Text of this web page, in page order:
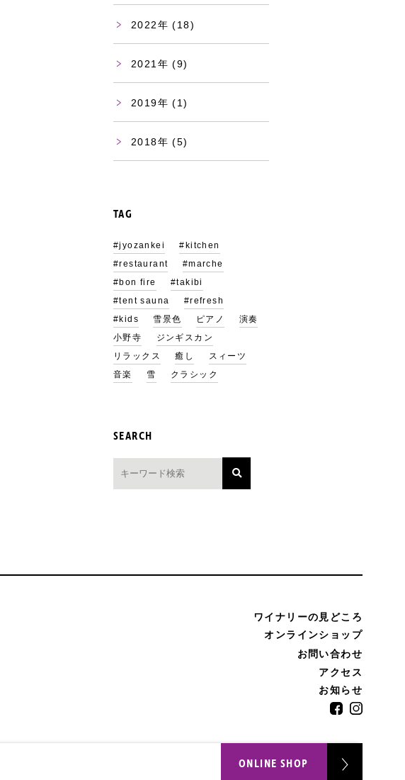
ONLINE SHOP
2022 (18)
2021 (9)
2019 (1)
2018 (5)
TAG
#jyozankei
#kitchen
#restaurant
#marche
#bon fire
#takibi
#tent sauna
#refresh
#kids
雪景色 ピアノ
演奏
小野寺
ジンギスカン
リラックス
癒し
スィーツ
音楽
雪 クラシック
SEARCH
ワイナリーの見どころ
オンラインショップ
お問い合わせ
アクセス
お知らせ